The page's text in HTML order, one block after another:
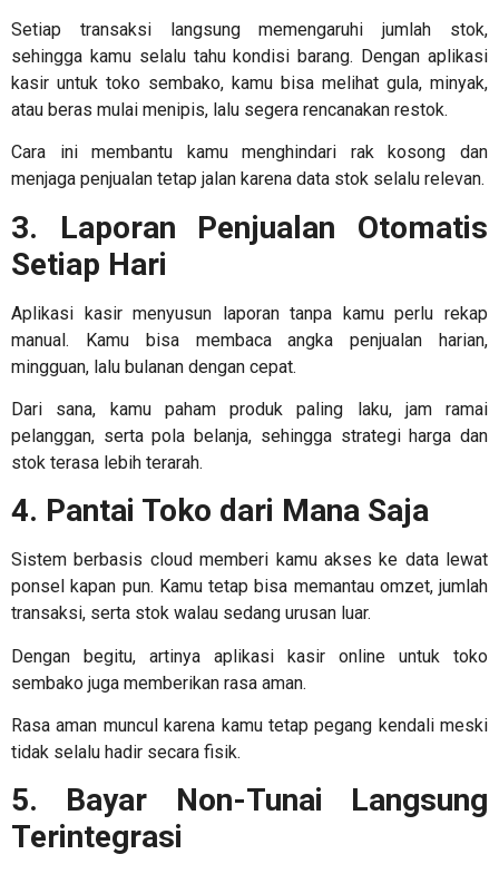
Setiap transaksi langsung memengaruhi jumlah stok,
sehingga kamu selalu tahu kondisi barang. Dengan aplikasi
kasir untuk toko sembako, kamu bisa melihat gula, minyak,
atau beras mulai menipis, lalu segera rencanakan restok.
Cara ini membantu kamu menghindari rak kosong dan
menjaga penjualan tetap jalan karena data stok selalu relevan.
3. Laporan Penjualan Otomatis
Setiap Hari
Aplikasi kasir menyusun laporan tanpa kamu perlu rekap
manual. Kamu bisa membaca angka penjualan harian,
mingguan, lalu bulanan dengan cepat.
Dari sana, kamu paham produk paling laku, jam ramai
pelanggan, serta pola belanja, sehingga strategi harga dan
stok terasa lebih terarah.
4. Pantai Toko dari Mana Saja
Sistem berbasis cloud memberi kamu akses ke data lewat
ponsel kapan pun. Kamu tetap bisa memantau omzet, jumlah
transaksi, serta stok walau sedang urusan luar.
Dengan begitu, artinya aplikasi kasir online untuk toko
sembako juga memberikan rasa aman.
Rasa aman muncul karena kamu tetap pegang kendali meski
tidak selalu hadir secara fisik.
5. Bayar Non-Tunai Langsung
Terintegrasi